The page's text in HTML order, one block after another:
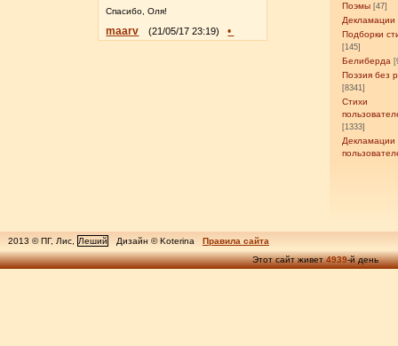
Поэмы [47]
Декламации
Подборки
[145]
Белиберда
Поэзия без
[8341]
Стихи
[1333]
Декламации
Спасибо, Оля!
maarv (21/05/17 23:19) •
2013 © ПГ, Лис, Леший Дизайн © Koterina
Правила сайта
Этот сайт живет4939-й день